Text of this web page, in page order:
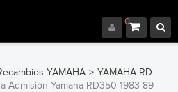
0
YAMAHA > YAMAHA RD
Admisión Yamaha RD350 1983-89